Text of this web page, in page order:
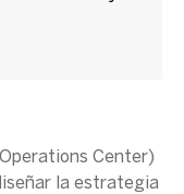
Center)
la estrategia